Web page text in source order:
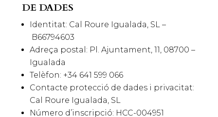
DE DADES
Identitat: Cal Roure Igualada, SL –
B66794603
Adreça postal: Pl. Ajuntament, 11, 08700 –
Igualada
Telèfon: +34 641 599 066
Contacte protecció de dades i privacitat:
Cal Roure Igualada, SL
Número d’inscripció: HCC-004951